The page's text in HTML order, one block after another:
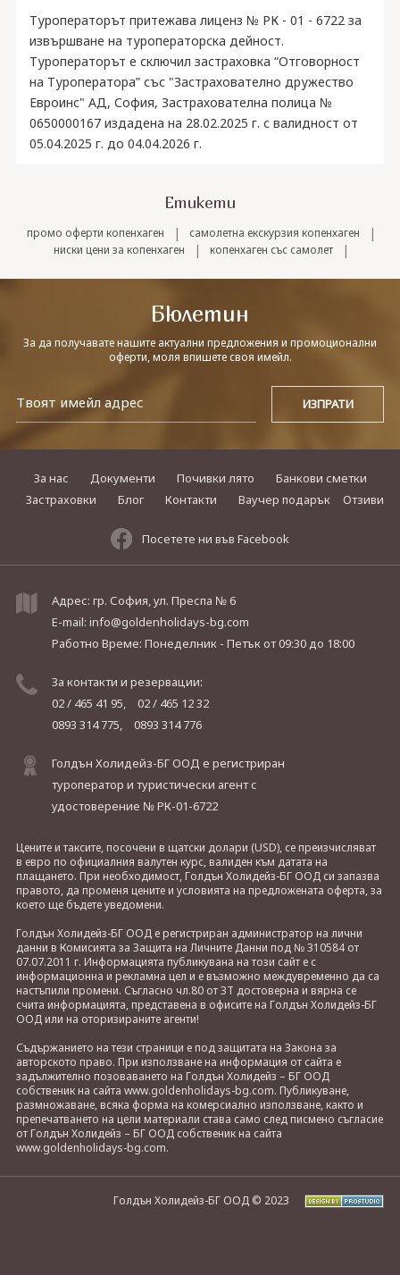
Туроператорът притежава лиценз № РК - 01 - 6722 за
извършване на туроператорска дейност.
Туроператорът е сключил застраховка “Отговорност
на Туроператора” със "Застрахователно дружество
Евроинс" АД, София, Застрахователна полица №
0650000167 издадена на 28.02.2025 г. с валидност от
05.04.2025 г. до 04.04.2026 г.
Етикети
промо оферти копенхаген | самолетна екскурзия копенхаген |
ниски цени за копенхаген | копенхаген със самолет |
Бюлетин
За да получавате нашите актуални предложения и промоционални
оферти, моля впишете своя имейл.
За нас Документи Почивки лято
Банкови сметки
Застраховки
Блог Контакти Ваучер подарък Отзиви
Посетете ни във Facebook
Адрес: гр. София, ул. Преспа № 6
E-mail: info@goldenholidays-bg.com
Работно Време: Понеделник - Петъкот 09:30 до 18:00
За контакти и резервации:
02 / 465 41 95,
02 / 465 12 32
0893 314 775,
0893 314 776
Голдън Холидейз-БГ ООД е регистриран
туроператор и туристически агент с
удостоверение № РК-01-6722
Цените и таксите, посочени в щатски долари (USD), се преизчисляват
в евро по официалния валутен курс, валиден към датата на
плащането. При необходимост, Голдън Холидейз-БГ ООД си запазва
правото, да променя цените и условията на предложената оферта, за
което ще бъдете уведомени.
Голдън Холидейз-БГ ООД е регистриран администратор на лични
данни в Комисията за Защита на Личните Данни под № 310584 от
07.07.2011 г. Информацията публикувана на този сайт е с
информационна и рекламна цел и е възможно междувременно да са
настъпили промени. Съгласно чл.80 от ЗТ достоверна и вярна се
счита информацията, представена в офисите на Голдън Холидейз-БГ
ООД или на оторизираните агенти!
Съдържанието на тези страници е под защитата на Закона за
авторското право. При използване на информация от сайта е
задължително позоваването на Голдън Холидейз – БГ ООД
собственик на сайта www.goldenholidays-bg.com. Публикуване,
размножаване, всяка форма на комерсиално използване, както и
препечатването на цели материали става само след писмено съгласие
от Голдън Холидейз – БГ ООД собственик на сайта
www.goldenholidays-bg.com.
Голдън Холидейз-БГ ООД © 2023